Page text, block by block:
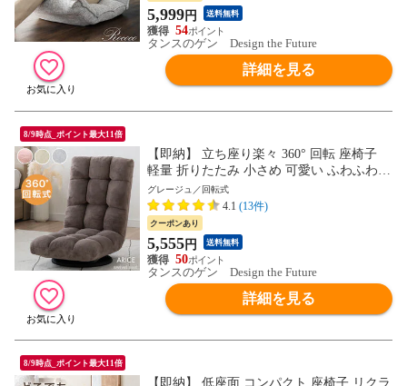
5,999円 送料無料
54
タンスのゲン Design the Future
詳細を見る
8/9時点_ポイント最大11倍
【即納】 立ち座り楽々 360° 回転 座椅子
軽量 折りたたみ 小さめ 可愛い ふわふわ
シンプル モダン 一人掛け テレワーク クッ
ション 持ち運び フロアチェア 15200108
〔グレージュ〕
グレージュ／回転式
4.1 (13件)
クーポンあり
5,555円 送料無料
50
タンスのゲン Design the Future
詳細を見る
8/9時点_ポイント最大11倍
【即納】 低座面 コンパクト 座椅子 リクラ